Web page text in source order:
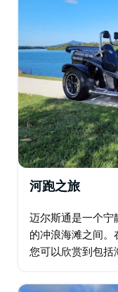
河跑之旅
迈尔斯通是一个宁
的冲浪海滩之间。
您可以欣赏到包括
流景色，让您感觉